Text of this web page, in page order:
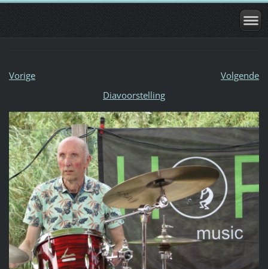
Vorige
Volgende
Diavoorstelling